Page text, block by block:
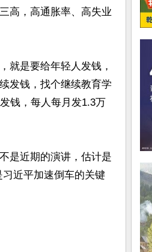
高，高通胀率、高失业
就是要给年轻人发钱，
发钱，找个继续教育学
钱，每人每月发1.3万
是近期的演讲，估计是
近平加速倒车的关键